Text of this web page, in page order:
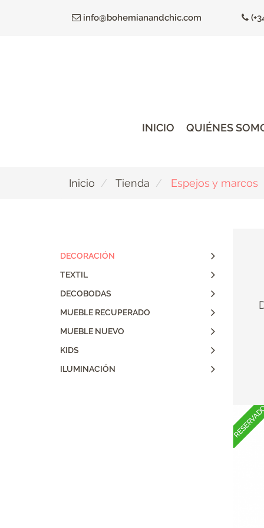
info@bohemianandchic.com
INICIO QUIÉNES
Inicio Tienda Espejos y marcos
DECORACIÓN
TEXTIL
DECOBODAS
MUEBLE RECUPERADO
MUEBLE NUEVO
KIDS
ILUMINACIÓN